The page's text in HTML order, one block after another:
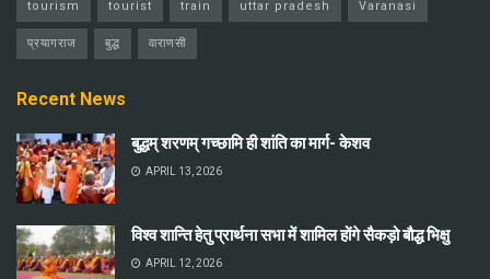
tourism tourist train uttar pradesh Varanasi
प्रयागराज बुद्ध वाराणसी
Recent News
बुद्धम् शरणम् गच्छामि ही शांति का मार्ग- केशव
APRIL 13, 2026
विश्व शान्ति हेतु प्रार्थना सभा में शामिल होंगे सैकड़ो बौद्ध भिक्षु
APRIL 12, 2026